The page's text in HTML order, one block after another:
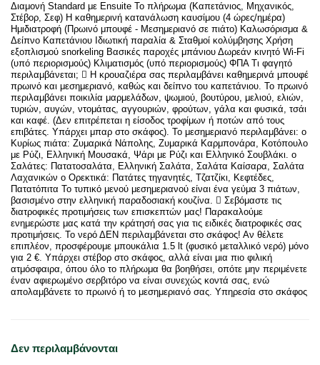
Διαμονή Standard με Ensuite Το πλήρωμα (Καπετάνιος, Μηχανικός,
Στέβορ, Σεφ) Η καθημερινή κατανάλωση καυσίμου (4 ώρες/ημέρα)
Ημιδιατροφή (Πρωινό μπουφέ - Μεσημεριανό σε πιάτο) Καλωσόρισμα &
Δείπνο Καπετάνιου Ιδιωτική παραλία & Σταθμοί κολύμβησης Χρήση
εξοπλισμού snorkeling Βασικές παροχές μπάνιου Δωρεάν κινητό Wi-Fi
(υπό περιορισμούς) Κλιματισμός (υπό περιορισμούς) ΦΠΑ Τι φαγητό
περιλαμβάνεται;  Η κρουαζιέρα σας περιλαμβάνει καθημερινά μπουφέ
πρωινό και μεσημεριανό, καθώς και δείπνο του καπετάνιου. Το πρωινό
περιλαμβάνει ποικιλία μαρμελάδων, ψωμιού, βουτύρου, μελιού, ελιών,
τυριών, αυγών, ντομάτας, αγγουριών, φρούτων, γάλα και φυσικά, τσάι
και καφέ. (Δεν επιτρέπεται η είσοδος τροφίμων ή ποτών από τους
επιβάτες. Υπάρχει μπαρ στο σκάφος). Το μεσημεριανό περιλαμβάνει: o
Κυρίως πιάτα: Ζυμαρικά Νάπολης, Ζυμαρικά Καρμπονάρα, Κοτόπουλο
με Ρύζι, Ελληνική Μουσακά, Ψάρι με Ρύζι και Ελληνικό Σουβλάκι. o
Σαλάτες: Πατατοσαλάτα, Ελληνική Σαλάτα, Σαλάτα Καίσαρα, Σαλάτα
Λαχανικών o Ορεκτικά: Πατάτες τηγανητές, Τζατζίκι, Κεφτέδες,
Πατατόπιτα Το τυπικό μενού μεσημεριανού είναι ένα γεύμα 3 πιάτων,
βασισμένο στην ελληνική παραδοσιακή κουζίνα.  Σεβόμαστε τις
διατροφικές προτιμήσεις των επισκεπτών μας! Παρακαλούμε
ενημερώστε μας κατά την κράτησή σας για τις ειδικές διατροφικές σας
προτιμήσεις. Το νερό ΔΕΝ περιλαμβάνεται στο σκάφος! Αν θέλετε
επιπλέον, προσφέρουμε μπουκάλια 1.5 lt (φυσικό μεταλλικό νερό) μόνο
για 2 €. Υπάρχει στέβορ στο σκάφος, αλλά είναι μια πιο φιλική
ατμόσφαιρα, όπου όλο το πλήρωμα θα βοηθήσει, οπότε μην περιμένετε
έναν αφιερωμένο σερβιτόρο να είναι συνεχώς κοντά σας, ενώ
απολαμβάνετε το πρωινό ή το μεσημεριανό σας. Υπηρεσία στο σκάφος
Δεν περιλαμβάνονται